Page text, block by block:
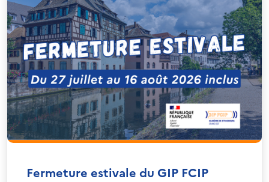
Fermeture estivale du GIP FCIP